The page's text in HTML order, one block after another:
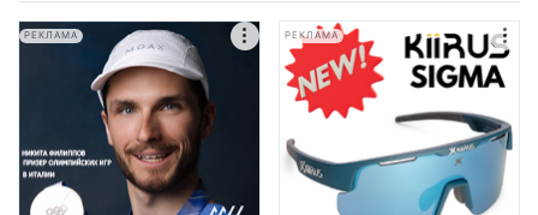
РЕКЛАМА РЕКЛАМА